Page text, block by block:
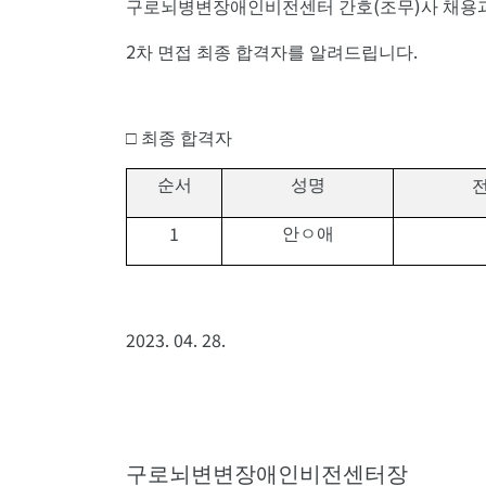
구로뇌병변장애인비전센터 간호 조무 사 채용
2차 면접 최종 합격자를 알려드립니다.
□ 최종 합격자
순서 성명
1 안ㅇ애
2023. 04. 28.
구로뇌변변장애인비전센터장